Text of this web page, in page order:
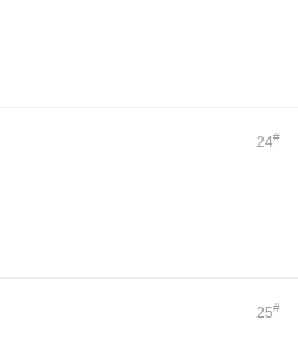
24#
25#